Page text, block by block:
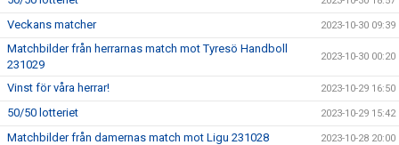
Veckans matcher 2023-10-30 09:39
Matchbilder från herrarnas match mot Tyresö Handboll
231029
2023-10-30 00:20
Vinst för våra herrar! 2023-10-29 16:50
50/50 lotteriet 2023-10-29 15:42
Matchbilder från damernas match mot Ligu 231028 2023-10-28 20:00